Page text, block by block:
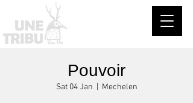
Pouvoir
Sat 04 Jan Mechelen